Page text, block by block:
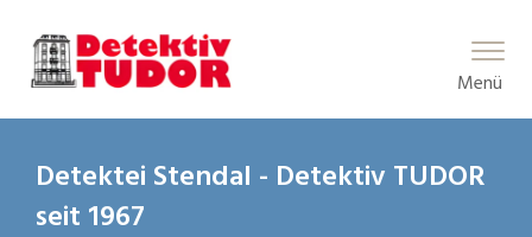
Main Menu
Menü
Detektei Stendal - Detektiv TUDOR
seit 1967